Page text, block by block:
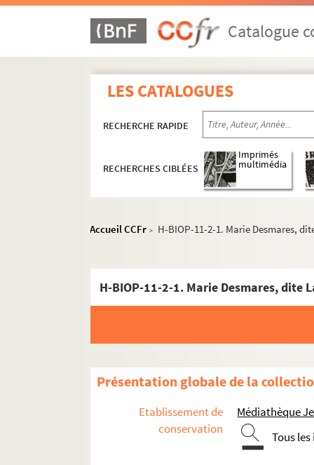
Catalogue
LES CATALOGUES
RECHERCHE RAPIDE
RECHERCHES CIBLÉES
Imprimés
multimédia
Accueil CCFr > H-BIOP-11-2-1. Marie Desmares,
H-BIOP-11-2-1. Marie Desmares, dite
Présentation globale de la
Etablissement de
conservation
Médiathèque
Tous